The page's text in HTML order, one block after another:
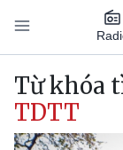
Nhảy đến nội dung
Main
Từ khóa
TDTT